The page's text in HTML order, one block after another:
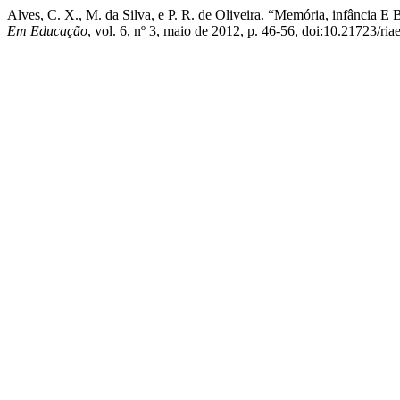
Alves, C. X., M. da Silva, e P. R. de Oliveira. “Memória, infância E
Em Educação, vol. 6, nº 3, maio de 2012, p. 46-56, doi:10.21723/